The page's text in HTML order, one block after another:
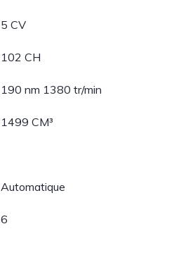
5 CV
102 CH
190 nm 1380 tr/min
1499 CM³
Automatique
6